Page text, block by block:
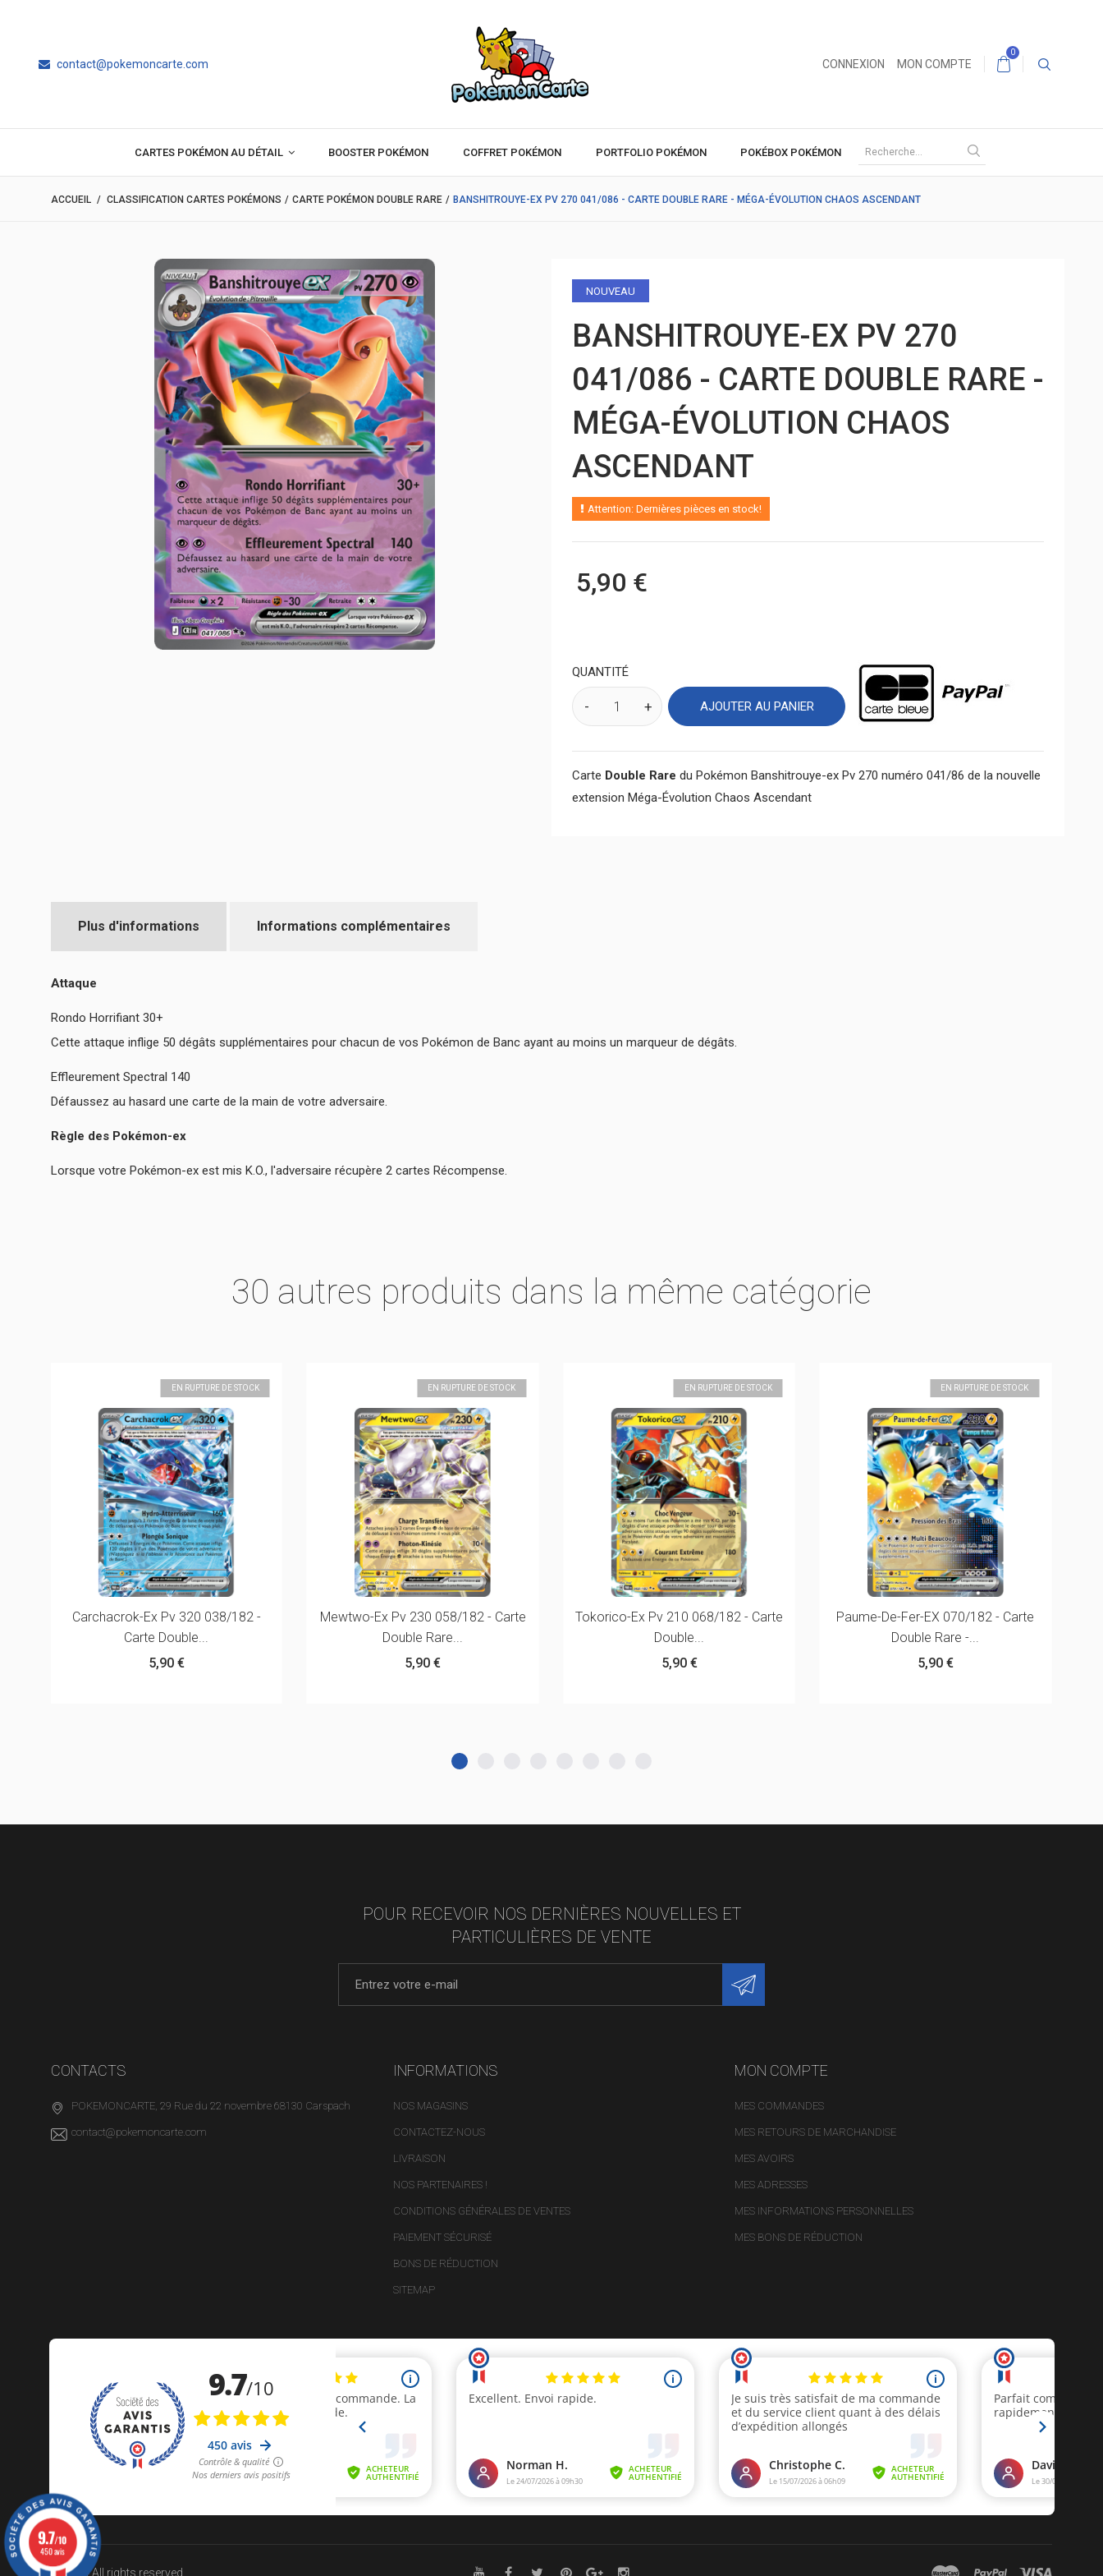
contact@pokemoncarte.com CONNEXION MON COMPTE
0
CARTES POKÉMON AU DÉTAIL BOOSTER POKÉMON COFFRET POKÉMON PORTFOLIO POKÉMON POKÉBOX POKÉMON
ACCUEIL / CLASSIFICATION CARTES POKÉMONS / CARTE POKÉMON DOUBLE RARE / BANSHITROUYE-EX PV 270 041/086 - CARTE DOUBLE RARE - MÉGA-ÉVOLUTION CHAOS ASCENDANT
NOUVEAU
BANSHITROUYE-EX PV 270
041/086 - CARTE DOUBLE RARE -
MÉGA-ÉVOLUTION CHAOS
ASCENDANT
Attention: Dernières pièces en stock!
5,90 €
QUANTITÉ
AJOUTER AU PANIER
Carte Double Rare du Pokémon Banshitrouye-ex Pv 270 numéro 041/86 de la nouvelle
extension Méga-Évolution Chaos Ascendant
Plus d'informations Informations complémentaires
Attaque
Rondo Horrifiant 30+
Cette attaque inflige 50 dégâts supplémentaires pour chacun de vos Pokémon de Banc ayant au moins un marqueur de dégâts.
Effleurement Spectral 140
Défaussez au hasard une carte de la main de votre adversaire.
Règle des Pokémon-ex
Lorsque votre Pokémon-ex est mis K.O., l'adversaire récupère 2 cartes Récompense.
30 autres produits dans la même catégorie
EN RUPTURE DE STOCK
Carchacrok-Ex Pv 320 038/182 -
Carte Double...
5,90 €
EN RUPTURE DE STOCK
Mewtwo-Ex Pv 230 058/182 - Carte
Double Rare...
5,90 €
EN RUPTURE DE STOCK
Tokorico-Ex Pv 210 068/182 - Carte
Double...
5,90 €
EN RUPTURE DE STOCK
Paume-De-Fer-EX 070/182 - Carte
Double Rare -...
5,90 €
POUR RECEVOIR NOS DERNIÈRES NOUVELLES ET
PARTICULIÈRES DE VENTE
CONTACTS
POKEMONCARTE, 29 Rue du 22 novembre 68130 Carspach
contact@pokemoncarte.com
INFORMATIONS
NOS MAGASINS
CONTACTEZ-NOUS
LIVRAISON
NOS PARTENAIRES !
CONDITIONS GÉNÉRALES DE VENTES
PAIEMENT SÉCURISÉ
BONS DE RÉDUCTION
SITEMAP
MON COMPTE
MES COMMANDES
MES RETOURS DE MARCHANDISE
MES AVOIRS
MES ADRESSES
MES INFORMATIONS PERSONNELLES
MES BONS DE RÉDUCTION
© 2024 All rights reserved.
9.7/10
450 avis